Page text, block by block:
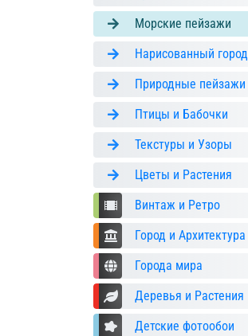
Морские пейзажи
Нарисованный город
Природные пейзажи
Птицы и Бабочки
Текстуры и Узоры
Цветы и Растения
Винтаж и Ретро
Город и Архитектура
Города мира
Деревья и Растения
Детские фотообои